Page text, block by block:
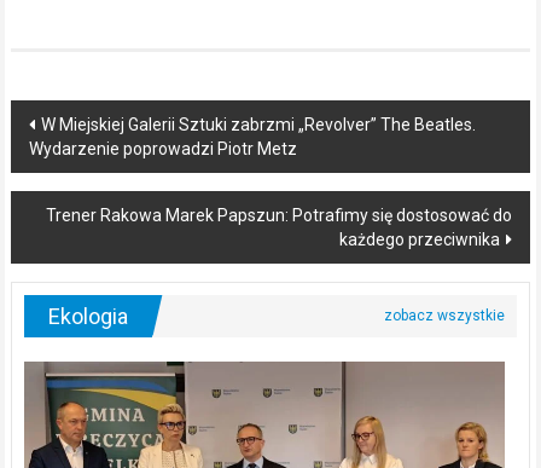
Post
navigation
W Miejskiej Galerii Sztuki zabrzmi „Revolver” The Beatles.
Wydarzenie poprowadzi Piotr Metz
Trener Rakowa Marek Papszun: Potrafimy się dostosować do
każdego przeciwnika
Ekologia